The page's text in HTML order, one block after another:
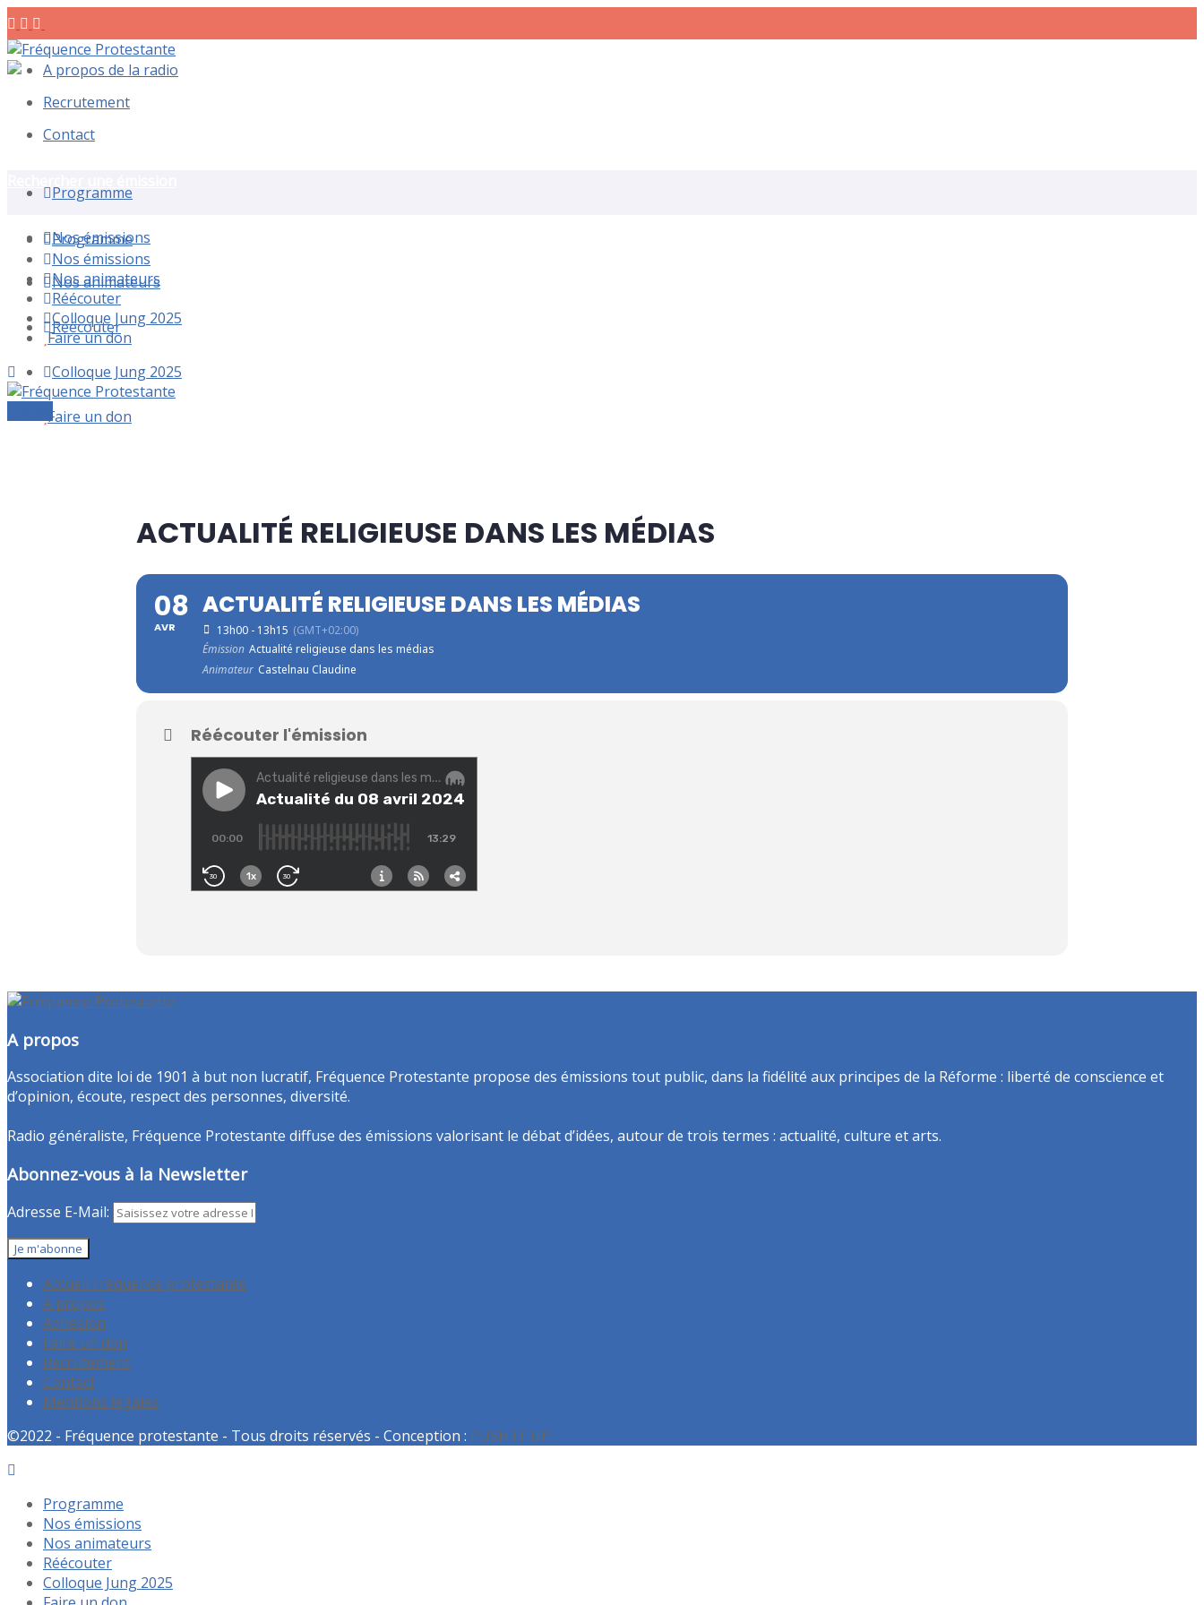
A propos de la radio
Recrutement
Contact
Programme
Nos émissions
Nos animateurs
Réécouter
Colloque Jung 2025
Faire un don
Programme
Nos émissions
Nos animateurs
Réécouter
Colloque Jung 2025
Faire un don
ACTUALITÉ RELIGIEUSE DANS LES MÉDIAS
08
AVR
ACTUALITÉ RELIGIEUSE DANS LES MÉDIAS
13h00 - 13h15 (GMT+02:00)
Émission Actualité religieuse dans les médias
Animateur Castelnau Claudine
Réécouter l'émission
A propos
Association dite loi de 1901 à but non lucratif, Fréquence Protestante propose des émissions tout public, dans la fidélité aux principes de la Réforme : liberté de conscience et
d’opinion, écoute, respect des personnes, diversité.
Radio généraliste, Fréquence Protestante diffuse des émissions valorisant le débat d’idées, autour de trois termes : actualité, culture et arts.
Abonnez-vous à la Newsletter
Adresse E-Mail:
Accueil Fréquence protestante
A propos
Adhésion
Faire un don
Recrutement
Contact
Mentions légales
©2022 - Fréquence protestante - Tous droits réservés - Conception : PUSH IT UP
Programme
Nos émissions
Nos animateurs
Réécouter
Colloque Jung 2025